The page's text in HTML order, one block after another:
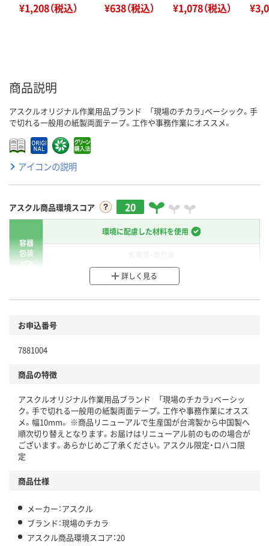
¥1,208（税込） ¥638（税込） ¥1,078（税込）
商品説明
アスクルオリジナル作業用品ブランド 「現場のチカラ」ベーシック。手
で切れる一般用の紙製両面テープ。工作や事務作業にオススメ。
アイコンの説明
アスクル商品環境スコア 20
容器
包装
環境に配慮した材料を使用
分別・リサイクルしやすい設計
商品
本体
仕組
アスクルで資源循環している
温室効果ガスなどの削減
この商品の環境配慮ポイントです。下記商品詳細「
詳しく見る
お申込番号
7881004
商品の特徴
アスクルオリジナル作業用品ブランド 「現場のチカラ」ベーシッ
ク。手で切れる一般用の紙製両面テープ。工作や事務作業にオスス
メ。幅10mm。 ※商品リニューアルで生産国が台湾製から中国製へ
順次切り替えとなります。お届けはリニューアル前のものの場合が
ございます。あらかじめご了承ください。アスクル限定・ロハコ限
定
商品仕様
メーカー：アスクル
ブランド：現場のチカラ
アスクル商品環境スコア：20